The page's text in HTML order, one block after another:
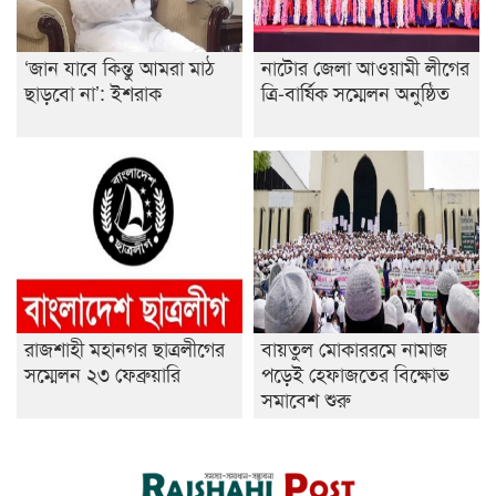
‘জান যাবে কিন্তু আমরা মাঠ
ছাড়বো না’: ইশরাক
নাটোর জেলা আওয়ামী লীগের
ত্রি-বার্ষিক সম্মেলন অনুষ্ঠিত
রাজশাহী মহানগর ছাত্রলীগের
সম্মেলন ২৩ ফেব্রুয়ারি
বায়তুল মোকাররমে নামাজ
পড়েই হেফাজতের বিক্ষোভ
সমাবেশ শুরু